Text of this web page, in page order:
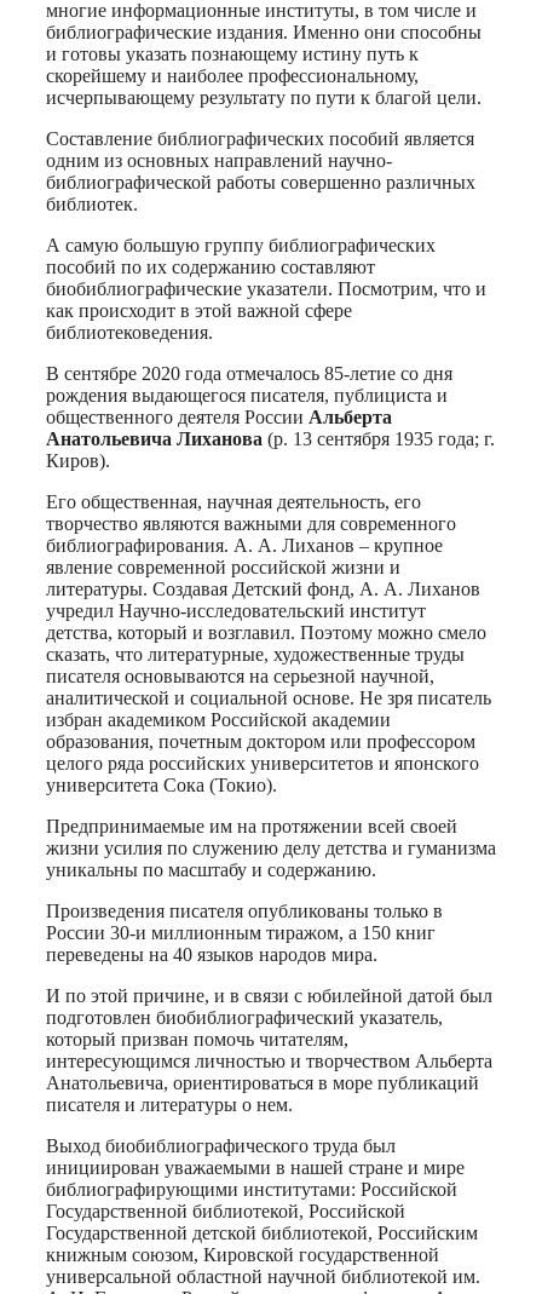
многие информационные институты, в том числе и
библиографические издания. Именно они способны
и готовы указать познающему истину путь к
скорейшему и наиболее профессиональному,
исчерпывающему результату по пути к благой цели.
Составление библиографических пособий является
одним из основных направлений научно-
библиографической работы совершенно различных
библиотек.
А самую большую группу библиографических
пособий по их содержанию составляют
биобиблиографические указатели. Посмотрим, что и
как происходит в этой важной сфере
библиотековедения.
В сентябре 2020 года отмечалось 85-летие со дня
рождения выдающегося писателя, публициста и
общественного деятеля России Альберта
Анатольевича Лиханова (р. 13 сентября 1935 года; г.
Киров).
Его общественная, научная деятельность, его
творчество являются важными для современного
библиографирования. А. А. Лиханов – крупное
явление современной российской жизни и
литературы. Создавая Детский фонд, А. А. Лиханов
учредил Научно-исследовательский институт
детства, который и возглавил. Поэтому можно смело
сказать, что литературные, художественные труды
писателя основываются на серьезной научной,
аналитической и социальной основе. Не зря писатель
избран академиком Российской академии
образования, почетным доктором или профессором
целого ряда российских университетов и японского
университета Сока (Токио).
Предпринимаемые им на протяжении всей своей
жизни усилия по служению делу детства и гуманизма
уникальны по масштабу и содержанию.
Произведения писателя опубликованы только в
России 30-и миллионным тиражом, а 150 книг
переведены на 40 языков народов мира.
И по этой причине, и в связи с юбилейной датой был
подготовлен биобиблиографический указатель,
который призван помочь читателям,
интересующимся личностью и творчеством Альберта
Анатольевича, ориентироваться в море публикаций
писателя и литературы о нем.
Выход биобиблиографического труда был
инициирован уважаемыми в нашей стране и мире
библиографирующими институтами: Российской
Государственной библиотекой, Российской
Государственной детской библиотекой, Российским
книжным союзом, Кировской государственной
универсальной областной научной библиотекой им.